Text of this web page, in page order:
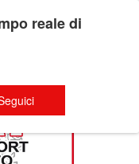
reale di